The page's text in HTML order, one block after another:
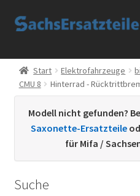
Zur
Zum
Start
AGB
Datenschutzerklärung
Kontakt
Start Elektrofahrzeuge
CMU 8
Hinterrad -
Modell nicht gefunden?
Saxonette-Ersatzteile
für Mifa /
Suche